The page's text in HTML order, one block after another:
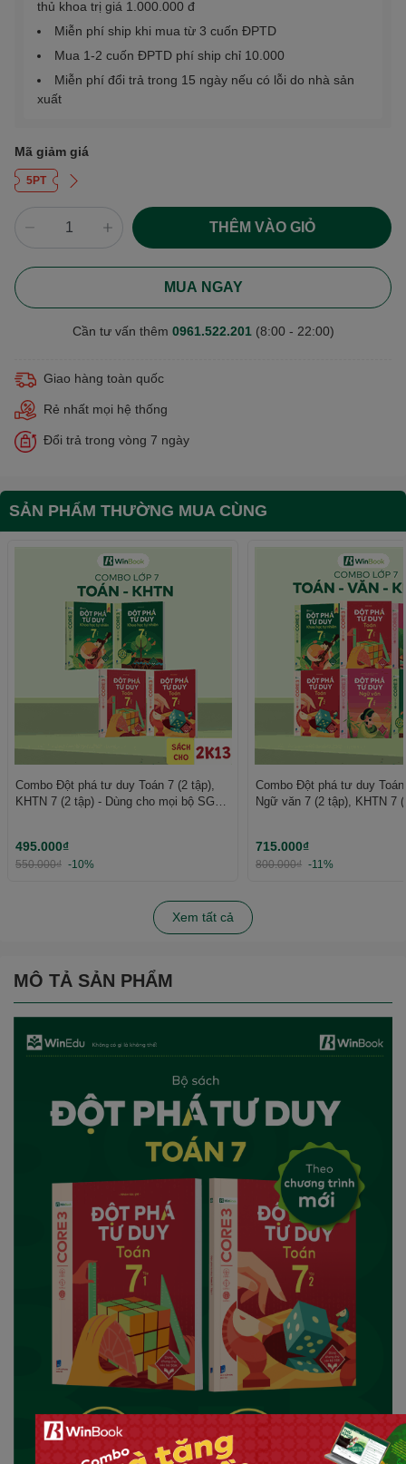
thủ khoa trị giá 1.000.000 đ
Miễn phí ship khi mua từ 3 cuốn ĐPTD
Mua 1-2 cuốn ĐPTD phí ship chỉ 10.000
Miễn phí đổi trả trong 15 ngày nếu có lỗi do nhà sản
xuất
Mã giảm giá
5PT
THÊM VÀO GIỎ
MUA NGAY
Cần tư vấn thêm 0961.522.201 (8:00 - 22:00)
Giao hàng toàn quốc
Rẻ nhất mọi hệ thống
Đổi trả trong vòng 7 ngày
SẢN PHẨM THƯỜNG MUA CÙNG
Combo Đột phá tư duy Toán 7 (2 tập),
KHTN 7 (2 tập) - Dùng cho mọi bộ SGK -
495.000₫
550.000₫ -10%
Combo Đột phá tư duy
Ngữ văn 7 (2 tập), KHTN 7
715.000₫
800.000₫ -11%
Xem tất cả
MÔ TẢ SẢN PHẨM